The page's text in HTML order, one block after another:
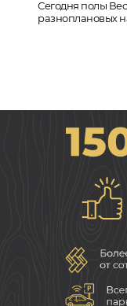
Сегодня полы
разноплановых